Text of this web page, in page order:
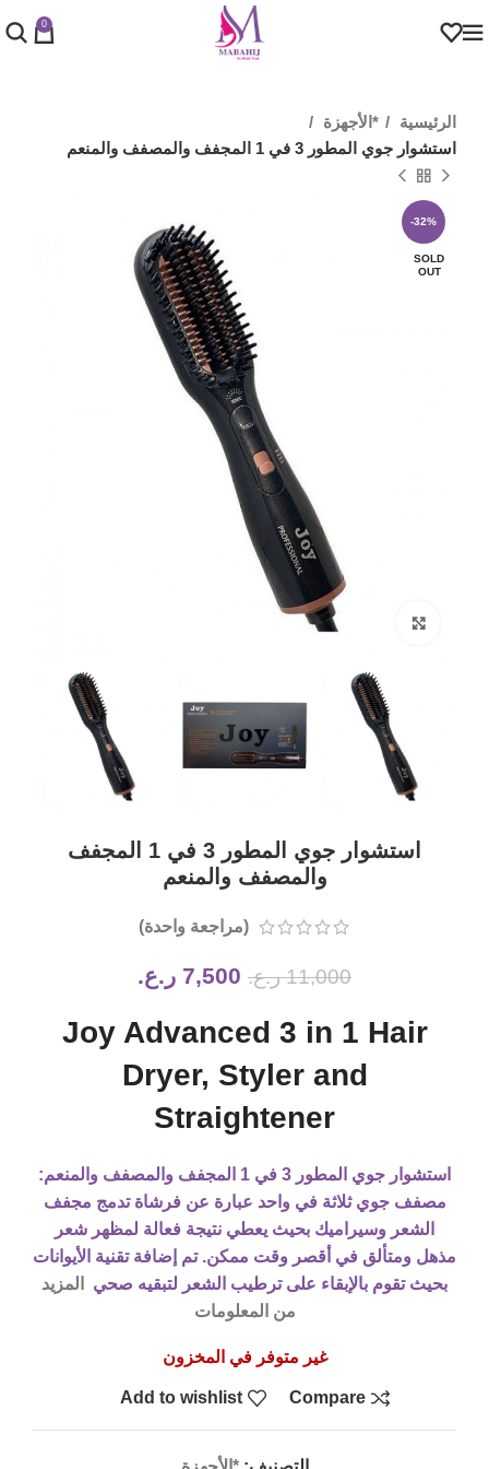
0
الرئيسية
*الأجهزة
استشوار جوي المطور 3 في 1 المجفف والمصفف والمنعم
-32%
SOLD
OUT
Click to enlarge
استشوار جوي المطور 3 في 1 المجفف
والمصفف والمنعم
(مراجعة واحدة)
11,000 ر.ع. 7,500 ر.ع.
Joy Advanced 3 in 1 Hair
Dryer, Styler and
Straightener
استشوار جوي المطور 3 في 1 المجفف والمصفف والمنعم:
مصفف جوي ثلاثة في واحد عبارة عن فرشاة تدمج مجفف
الشعر وسيراميك بحيث يعطي نتيجة فعالة لمظهر شعر
مذهل ومتألق في أقصر وقت ممكن. تم إضافة تقنية الأيوانات
بحيث تقوم بالإبقاء على ترطيب الشعر لتبقيه صحي
المزيد
من المعلومات
غير متوفر في المخزون
Compare
Add to wishlist